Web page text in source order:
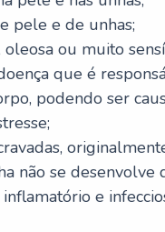
pele e de unhas;
oleosa ou muito
que é
podendo ser
não se desenvolve
e